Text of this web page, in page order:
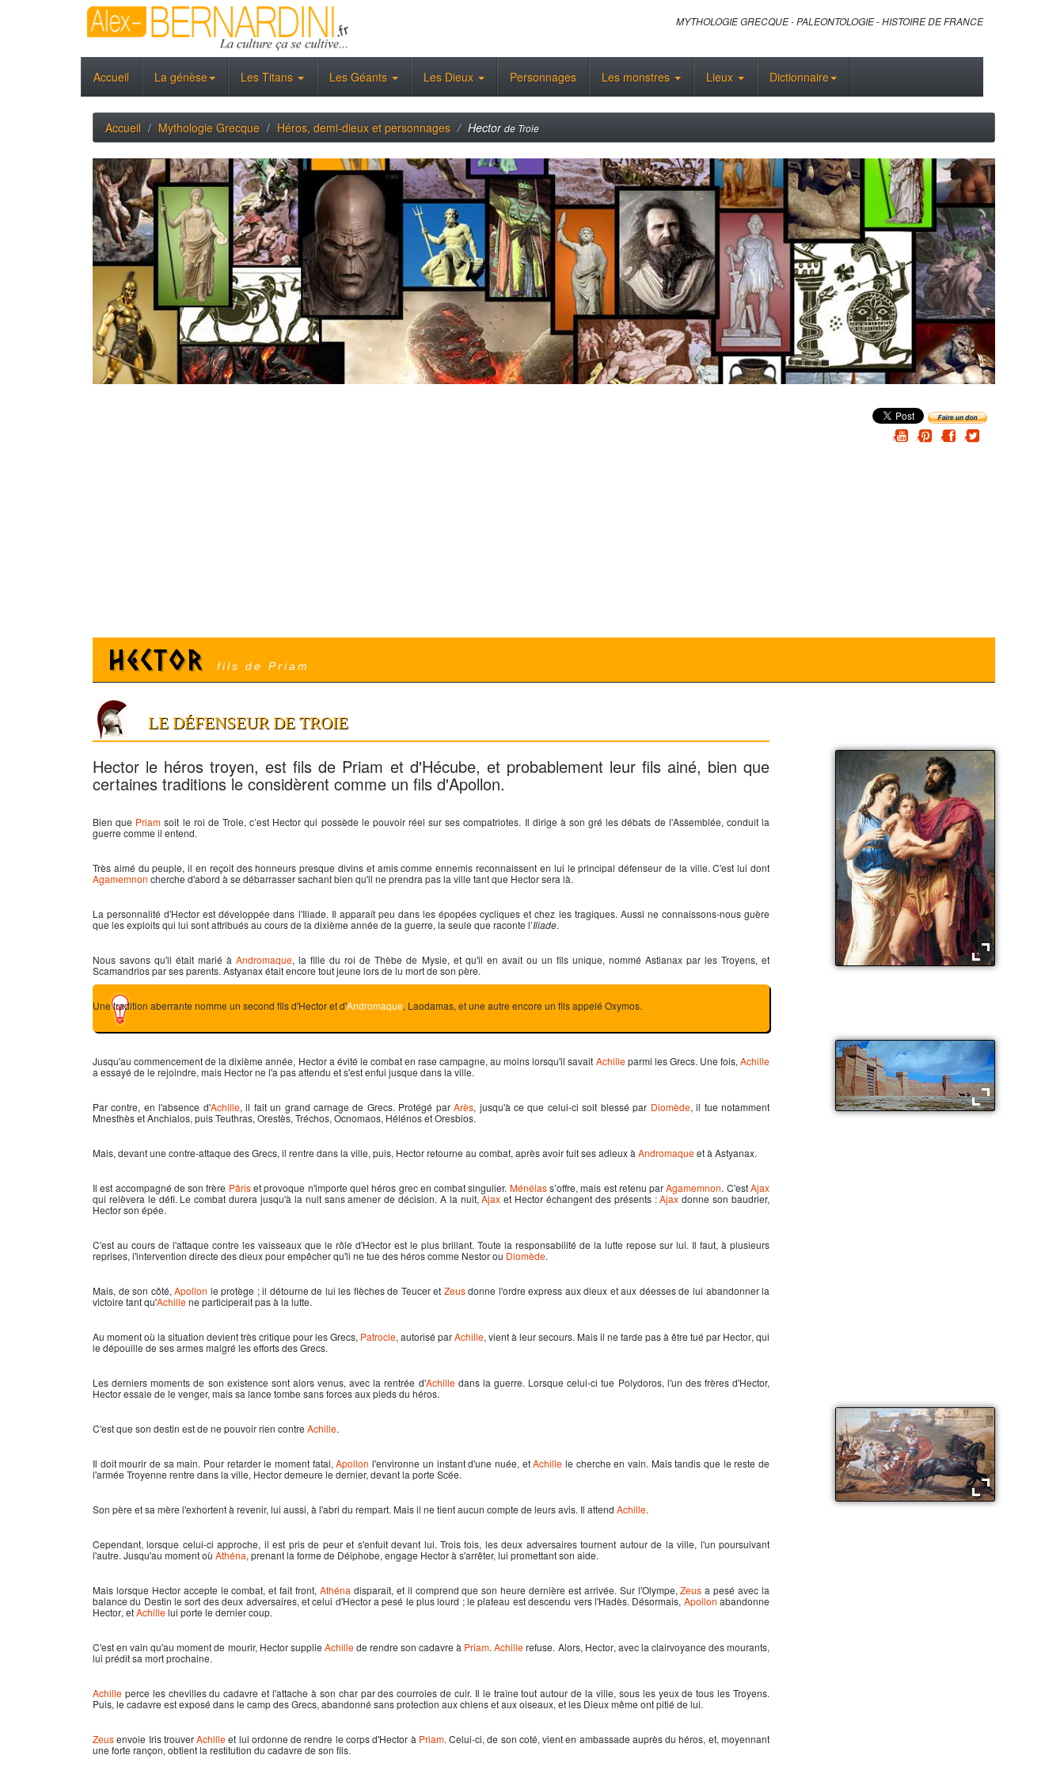
MYTHOLOGIE GRECQUE - PALEONTOLOGIE - HISTOIRE DE FRANCE
Accueil La génèse Les Titans Les Géants Les Dieux Personnages Les monstres Lieux Dictionnaire
Accueil Mythologie Grecque Héros, demi-dieux et personnages Hectorde Troie
Hector fils de Priam
LE DÉFENSEUR DE TROIE
Hector le héros troyen, est fils de Priam et d'Hécube, et probablement leur fils ainé, bien que
certaines traditions le considèrent comme un fils d'Apollon.
Bien que Priam soit le roi deTroie, c’est Hector qui possède le pouvoir réel sur ses compatriotes. Il dirige à son gré les débats de l'Assemblée, conduit la
guerre comme il entend.
Très aimé du peuple, il en reçoit des honneurs presque divins et amis comme ennemis reconnaissent en lui le principal défenseur de la ville. C'est lui dont
Agamemnon cherche d'abord à se débarrasser sachant bien qu'il ne prendra pas la ville tant que Hectorsera là.
La personnalité d'Hector est développée dans l'Iliade. Il apparaît peu dans les épopées cycliques et chez les tragiques. Aussi ne connaissons-nous guère
que les exploits qui lui sont attribués au cours de la dixième année de la guerre, la seule que raconte l’Iliade.
Nous savons qu'il était marié àAndromaque, la fille du roi de Thèbe de Mysie, et qu'il en avait ou un fils unique, nommé Astianaxpar les Troyens, et
Scamandrios par ses parents. Astyanax était encore tout jeune lors de lu mort de son père.
Une tradition aberrante nomme un second fils d'Hectoret d'Andromaque, Laodamas, et une autre encore un fils appelé Oxymos.
Jusqu'au commencement de la dixième année, Hectora évité le combat en rase campagne, au moins lorsqu'il savait Achilleparmi les Grecs. Une fois, Achille
a essayé de le rejoindre, mais Hectorne l'a pas attendu et s'est enfui jusque dans la ville.
Par contre, en l'absence d'Achille, il fait un grand carnage de Grecs. Protégé parArès, jusqu'à ce que celui-ci soit blessé par Diomède, il tue notamment
Mnesthès et Anchialos, puis Teuthras, Orestès, Tréchos, Ocnomaos, Hélénos et Oresbios.
Mais, devant une contre-attaque des Grecs, il rentre dans la ville, puis, Hectorretourne au combat, après avoir fuit ses adieux à Andromaqueet à Astyanax.
Il est accompagné de son frère Pâriset provoque n'importe quel héros grec en combat singulier. Ménélass’offre, mais est retenu parAgamemnon. C'estAjax
qui relèvera le défi. Le combat durera jusqu'à la nuit sans amener de décision. A la nuit,Ajax et Hector échangent des présents :Ajax donne son baudrier,
Hectorson épée.
C'est au cours de l'attaque contre les vaisseaux que le rôle d'Hector est le plus brillant. Toute la responsabilité de la lutte repose sur lui. Il faut, à plusieurs
reprises, l'intervention directe des dieux pour empêcher qu'li ne tue des héros comme Nestor ou Diomède.
Mais, de son côté,Apollon le protège ; il détourne de lui les flèches de Teucer et Zeusdonne l'ordre express aux dieux et aux déesses de lui abandonner la
victoire tant qu'Achillene participerait pas à la lutte.
Au moment où la situation devient très critique pour les Grecs, Patrocle, autorisé parAchille, vient à leur secours. Mais il ne tarde pas à être tué par Hector, qui
le dépouille de ses armes malgré les efforts des Grecs.
Les derniers moments de son existence sont alors venus, avec la rentrée d'Achilledans la guerre. Lorsque celui-ci tue Polydoros, l'un des frères d'Hector,
Hectoressaie de le venger, mais sa lance tombe sans forces aux pieds du héros.
C'est que son destin est de ne pouvoir rien contre Achille.
Il doit mourir de sa main. Pour retarder le moment fatal,Apollon l'environne un instant d'une nuée, etAchille le cherche en vain. Mais tandis que le reste de
l'armée Troyenne rentre dans la ville, Hectordemeure le dernier, devant la porte Scée.
Son père et sa mère l'exhortent à revenir, lui aussi, à l'abri du rempart. Mais il ne tient aucun compte de leurs avis. Il attend Achille.
Cependant, lorsque celui-ci approche, il est pris de peur et s'enfuit devant lui. Trois fois, les deux adversaires tournent autour de la ville, l'un poursuivant
l'autre. Jusqu'au moment où Athéna, prenant la forme de Déiphobe, engage Hectorà s'arrêter, lui promettant son aide.
Mais lorsque Hectoraccepte le combat, et fait front, Athéna disparaît, et il comprend que son heure dernière est arrivée. Sur l'Olympe,Zeus a pesé avec la
balance du Destin le sort des deux adversaires, et celui d'Hectora pesé le plus lourd ; le plateau est descendu vers l'Hadès. Désormais, Apollon abandonne
Hector, etAchillelui porte le dernier coup.
C'est en vain qu'au moment de mourir, Hectorsupplie Achillede rendre son cadavre à Priam.Achillerefuse. Alors, Hector, avec la clairvoyance des mourants,
lui prédit sa mort prochaine.
Achille perce les chevilles du cadavre et l'attache à son char par des courroies de cuir. Il le traîne tout autour de la ville, sous les yeux de tous les Troyens.
Puis, le cadavre est exposé dans le camp des Grecs, abandonné sans protection aux chiens et aux oiseaux, et les Dieux même ont pitié de lui.
Zeusenvoie Iris trouverAchilleet lui ordonne de rendre le corps d'Hector à Priam. Celui-ci, de son coté, vient en ambassade auprès du héros, et, moyennant
une forte rançon, obtient la restitution du cadavre de son fils.